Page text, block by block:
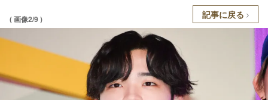
( 画像2/9 ) 記事に戻る